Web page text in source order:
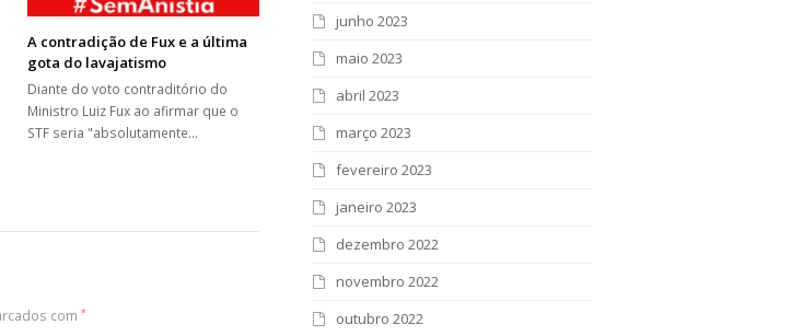
A contradição de Fux e a última
gota do lavajatismo
Diante do voto contraditório do
Ministro Luiz Fux ao afirmar que o
STF seria "absolutamente…
com *
junho 2023
maio 2023
abril 2023
março 2023
fevereiro 2023
janeiro 2023
dezembro 2022
novembro 2022
outubro 2022